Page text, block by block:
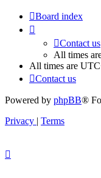
Board index
Contact us
All times
All times are
Contact us
Powered by phpBB®
Privacy | Terms